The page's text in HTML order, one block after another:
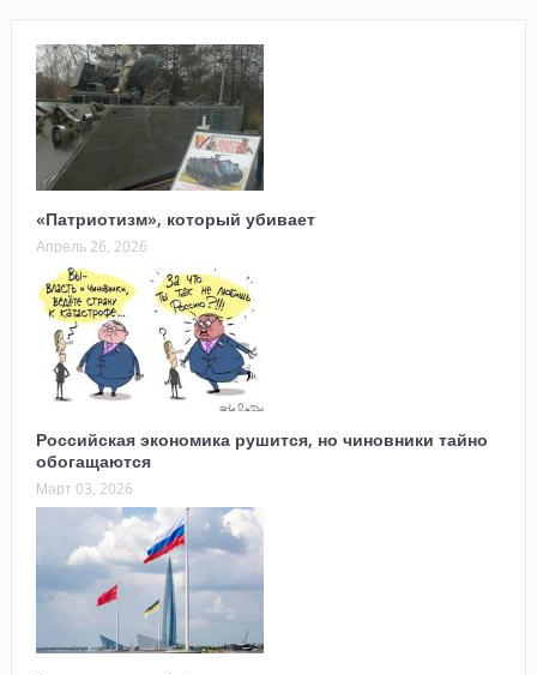
«Патриотизм», который убивает
Апрель 26, 2026
Российская экономика рушится, но чиновники тайно
обогащаются
Март 03, 2026